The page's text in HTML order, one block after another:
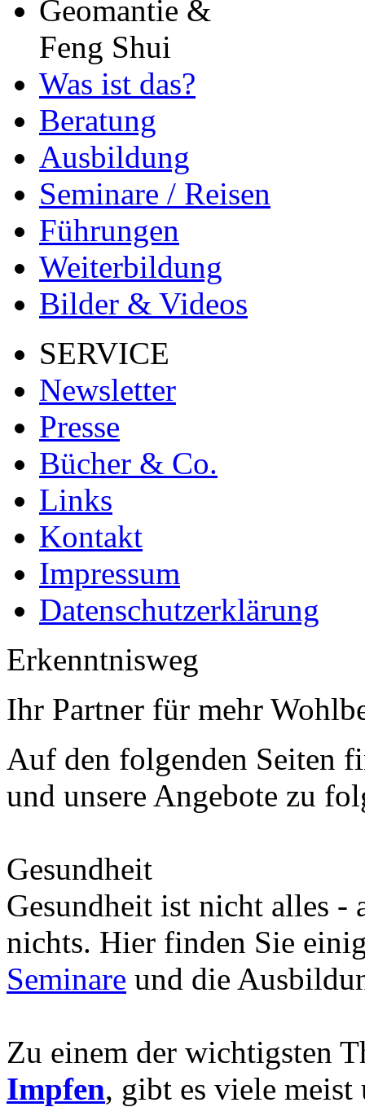
Geomantie &
Feng Shui
Was ist das?
Beratung
Ausbildung
Seminare / Reisen
Führungen
Weiterbildung
Bilder & Videos
SERVICE
Newsletter
Presse
Bücher & Co.
Links
Kontakt
Impressum
Datenschutzerklärung
Erkenntnisweg
Ihr Partner für mehr
Auf den folgenden Seiten
und unsere Angebote zu
Gesundheit
Gesundheit ist nicht alles -
nichts. Hier finden Sie
Seminare und die
Zu einem der wichtigsten
Impfen, gibt es viele